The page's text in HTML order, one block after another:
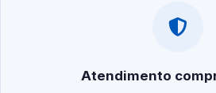
Atendimento